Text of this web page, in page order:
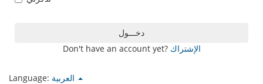
Don't have an account yet? الإشتراك
Language: